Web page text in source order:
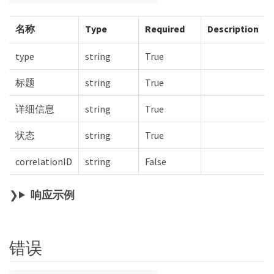
名称 Type Required Description
type string True
标题 string True
详细信息 string True
状态 string True
correlationID string False
响应示例
错误